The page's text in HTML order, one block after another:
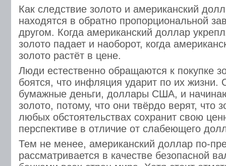
Как следствие золото и американский
находятся в обратно пропорциональной
другом. Когда американский доллар
золото падает и наоборот, когда
золото растёт в цене.
Люди естественно обращаются к покупке
боятся, что инфляция ударит по их жизни.
бумажные деньги, доллары США, и
золото, потому, что они твёрдо верят, что
любых обстоятельствах сохранит свою
перспективе в отличие от слабеющего
Тем не менее, американский доллар по-
рассматривается в качестве безопасной